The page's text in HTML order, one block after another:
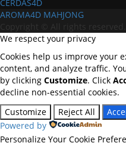
CERDAS4D
AROMA4D MAHJONG
Copyright © All rights reserved.
We respect your privacy
Cookies help us improve your
content, and analyze traffic.
by clicking Customize. Click
decline non-essential cookies.
Customize
Reject All
Powered by
Personalize Your Cookie